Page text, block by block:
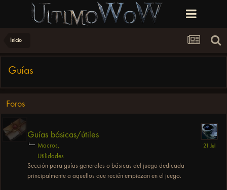
Inicio
Guías
Foros
Guías básicas/útiles
Macros
Utilidades
Sección para guías generales o básicas del juego dedicada
principalmente a aquellos que recién empiezan en el juego.